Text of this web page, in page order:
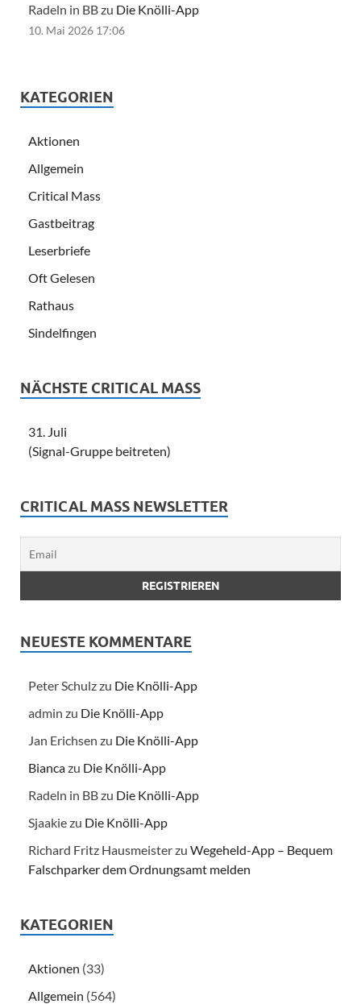
Radeln in BB zu Die Knölli-App
10. Mai 2026 17:06
KATEGORIEN
Aktionen
Allgemein
Critical Mass
Gastbeitrag
Leserbriefe
Oft Gelesen
Rathaus
Sindelfingen
NÄCHSTE CRITICAL MASS
31. Juli
(Signal-Gruppe beitreten)
CRITICAL MASS NEWSLETTER
NEUESTE KOMMENTARE
Peter Schulzzu Die Knölli-App
admin zu Die Knölli-App
Jan Erichsen zu Die Knölli-App
Biancazu Die Knölli-App
Radeln in BBzu Die Knölli-App
Sjaakiezu Die Knölli-App
Richard Fritz Hausmeisterzu Wegeheld-App – Bequem
Falschparker dem Ordnungsamt melden
KATEGORIEN
Aktionen (33)
Allgemein (564)